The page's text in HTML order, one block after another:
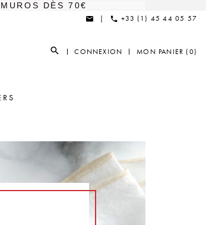
DÈS 70€
|
+33 (1) 45 44 05 57
MON PANIER (0)
CONNEXION